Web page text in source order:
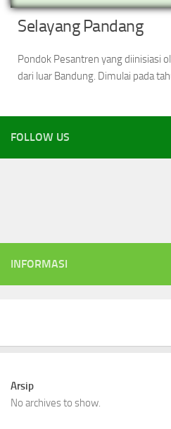
Selayang Pandang
Pondok Pesantren yang diinisiasi
dari luar Bandung. Dimulai pada
FOLLOW US
INFORMASI
Arsip
No archives to show.